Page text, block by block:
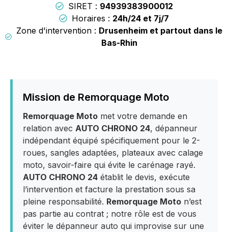
SIRET : 94939383900012
Horaires : 24h/24 et 7j/7
Zone d'intervention : Drusenheim et partout dans le
Bas-Rhin
Mission de Remorquage Moto
Remorquage Moto met votre demande en
relation avec AUTO CHRONO 24, dépanneur
indépendant équipé spécifiquement pour le 2-
roues, sangles adaptées, plateaux avec calage
moto, savoir-faire qui évite le carénage rayé.
AUTO CHRONO 24 établit le devis, exécute
l’intervention et facture la prestation sous sa
pleine responsabilité. Remorquage Moto n’est
pas partie au contrat ; notre rôle est de vous
éviter le dépanneur auto qui improvise sur une